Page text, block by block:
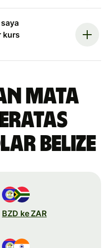
kurs
mata
Belize
BZD ke ZAR